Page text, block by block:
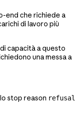
end che richiede a
di lavoro più
capacità a questo
una messa a
stop reason refusal